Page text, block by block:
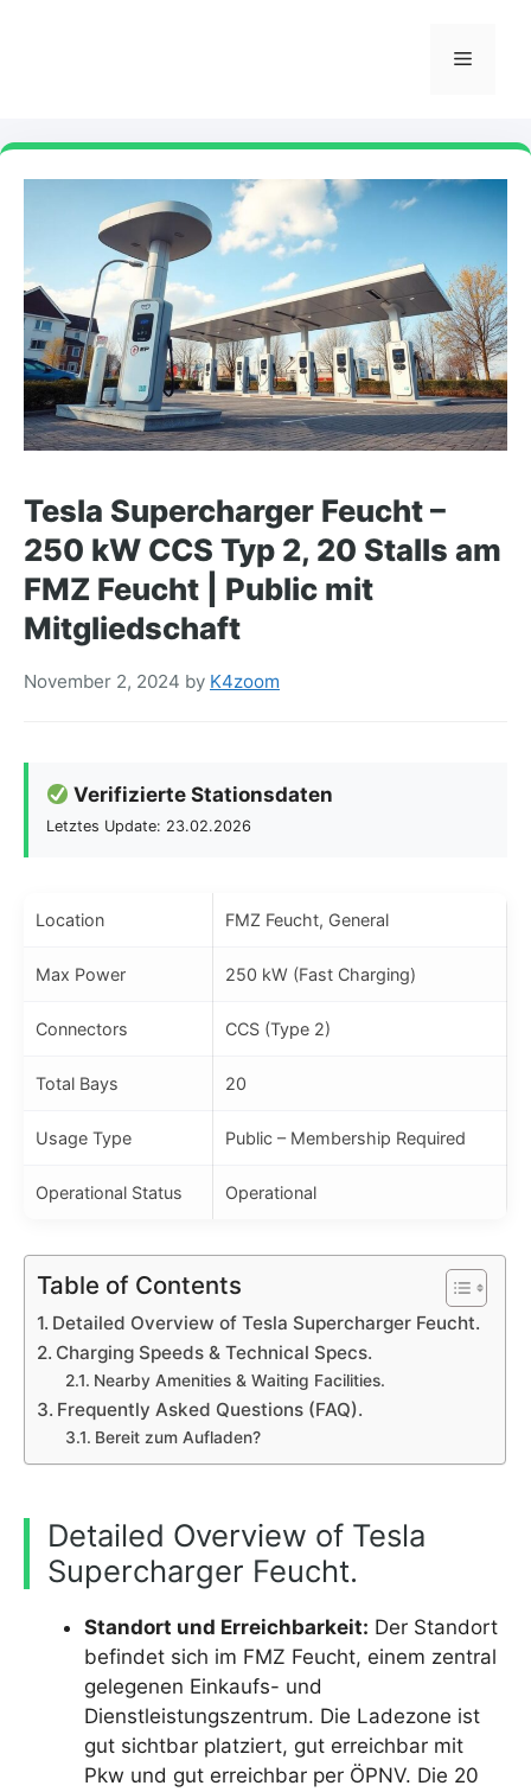
Menu
Tesla Supercharger Feucht –
250 kW CCS Typ 2, 20 Stalls am
FMZ Feucht | Public mit
Mitgliedschaft
November 2, 2024 by K4zoom
Verifizierte Stationsdaten
Letztes Update: 23.02.2026
Location FMZ Feucht, General
Max Power 250 kW (Fast Charging)
Connectors CCS (Type 2)
Total Bays 20
Usage Type Public – Membership Required
Operational Status Operational
Table of Contents
Detailed Overview of Tesla Supercharger Feucht.
Charging Speeds & Technical Specs.
Nearby Amenities & Waiting Facilities.
Frequently Asked Questions (FAQ).
Bereit zum Aufladen?
Detailed Overview of Tesla
Supercharger Feucht.
Standort und Erreichbarkeit: Der Standort
befindet sich im FMZ Feucht, einem zentral
gelegenen Einkaufs- und
Dienstleistungszentrum. Die Ladezone ist
gut sichtbar platziert, gut erreichbar mit
Pkw und gut erreichbar per ÖPNV. Die 20